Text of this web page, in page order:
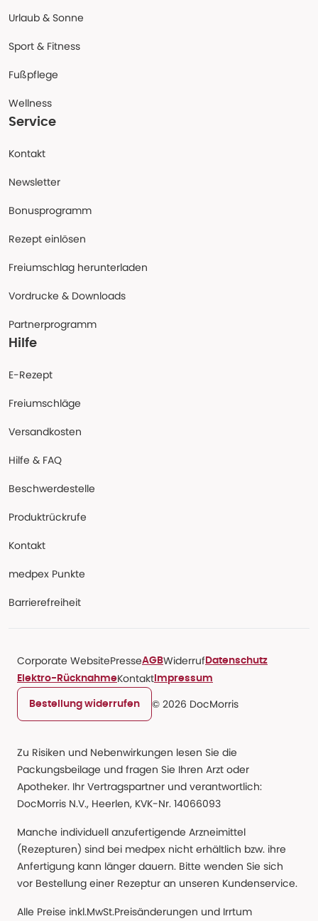
Urlaub & Sonne
Sport & Fitness
Fußpflege
Wellness
Service
Kontakt
Newsletter
Bonusprogramm
Rezept einlösen
Freiumschlag herunterladen
Vordrucke & Downloads
Partnerprogramm
Hilfe
E-Rezept
Freiumschläge
Versandkosten
Hilfe & FAQ
Beschwerdestelle
Produktrückrufe
Kontakt
medpex Punkte
Barrierefreiheit
Corporate WebsitePresseAGBWiderruf Datenschutz
Elektro-RücknahmeKontakt Impressum
Bestellung widerrufen © 2026 DocMorris
Zu Risiken und Nebenwirkungen lesen Sie die
Packungsbeilage und fragen Sie Ihren Arzt oder
Apotheker. Ihr Vertragspartner und verantwortlich:
DocMorris N.V., Heerlen, KVK-Nr. 14066093
Manche individuell anzufertigende Arzneimittel
(Rezepturen) sind bei medpex nicht erhältlich bzw. ihre
Anfertigung kann länger dauern. Bitte wenden Sie sich
vor Bestellung einer Rezeptur an unseren Kundenservice.
Alle Preise inkl.MwSt.Preisänderungen und Irrtum